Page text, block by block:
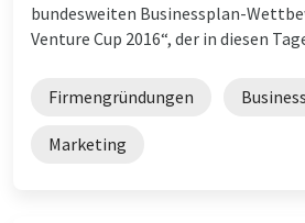
bundesweiten Businessplan-
Venture Cup 2016“, der in diesen
Firmengründungen
Marketing